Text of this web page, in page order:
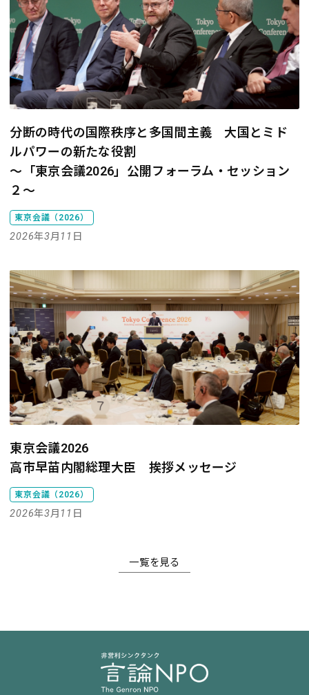
分断の時代の国際秩序と多国間主義 大国とミド
ルパワーの新たな役割
～「東京会議2026」公開フォーラム・セッション
２～
東京会議（2026）
2026年3月11日
東京会議2026
高市早苗内閣総理大臣 挨拶メッセージ
東京会議（2026）
2026年3月11日
一覧を見る